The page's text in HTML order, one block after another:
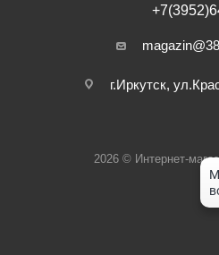
г.Иркутск,
2026 © Интернет-